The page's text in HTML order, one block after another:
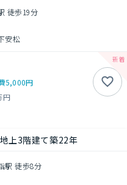
徒歩19分
安松
5,000円
円
上3階建て築22年
駅 徒歩8分